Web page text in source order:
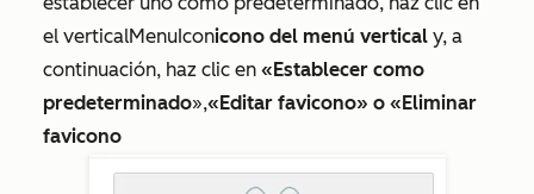
el verticalMenuIconicono del menú vertical y, a
continuación, haz clic en «Establecer como
predeterminado»,«Editar favicono» o «Eliminar
favicono